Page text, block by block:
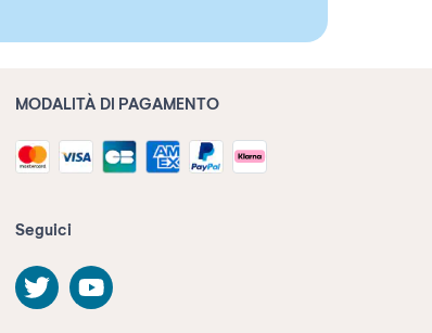
MODALITÀ DI PAGAMENTO
Seguici